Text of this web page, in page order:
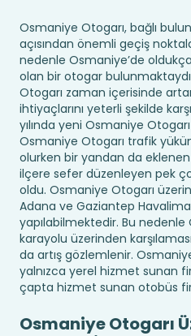
Osmaniye Otogarı, bağlı
açısından önemli geçiş
nedenle Osmaniye’de
olan bir otogar
Otogarı zaman içerisinde
ihtiyaçlarını yeterli şekilde
yılında yeni Osmaniye
Osmaniye Otogarı trafik
olurken bir yandan da
ilçere sefer düzenleyen pek
oldu. Osmaniye Otogarı
Adana ve Gaziantep
yapılabilmektedir. Bu nedenle
karayolu üzerinden
da artış gözlemlenir.
yalnızca yerel hizmet sunan
çapta hizmet sunan otobüs
Osmaniye Otogarı